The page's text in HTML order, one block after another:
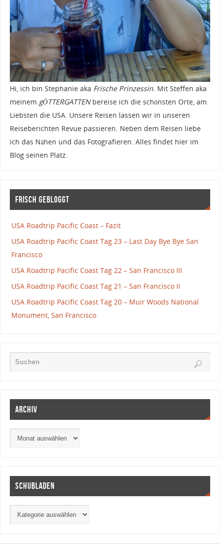
Hi, ich bin Stephanie aka Frische Prinzessin. Mit Steffen aka
meinem gÖTTERGATTENbereise ich die schönsten Orte, am
Liebsten die USA. Unsere Reisen lassen wir in unseren
Reiseberichten Revue passieren. Neben dem Reisen liebe
ich das Nähen und das Fotografieren. Alles findet hier im
Blog seinen Platz.
Frisch gebloggt
USA Roadtrip Pacific Coast – Fazit
USA Roadtrip Pacific Coast Tag 23 – Last Day Bye Bye San
Francisco
USA Roadtrip Pacific Coast Tag 22 – San Francisco III
USA Roadtrip Pacific Coast Tag 21 – San Francisco II
USA Roadtrip Pacific Coast Tag 20 – Muir Woods National
Monument, San Francisco
Archiv
Schubladen